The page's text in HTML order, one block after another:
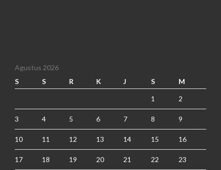
Agustus 2026
S
S R K J S M
1 2
3 4 5 6 7 8 9
10 11 12 13 14 15 16
17 18 19 20 21 22 23